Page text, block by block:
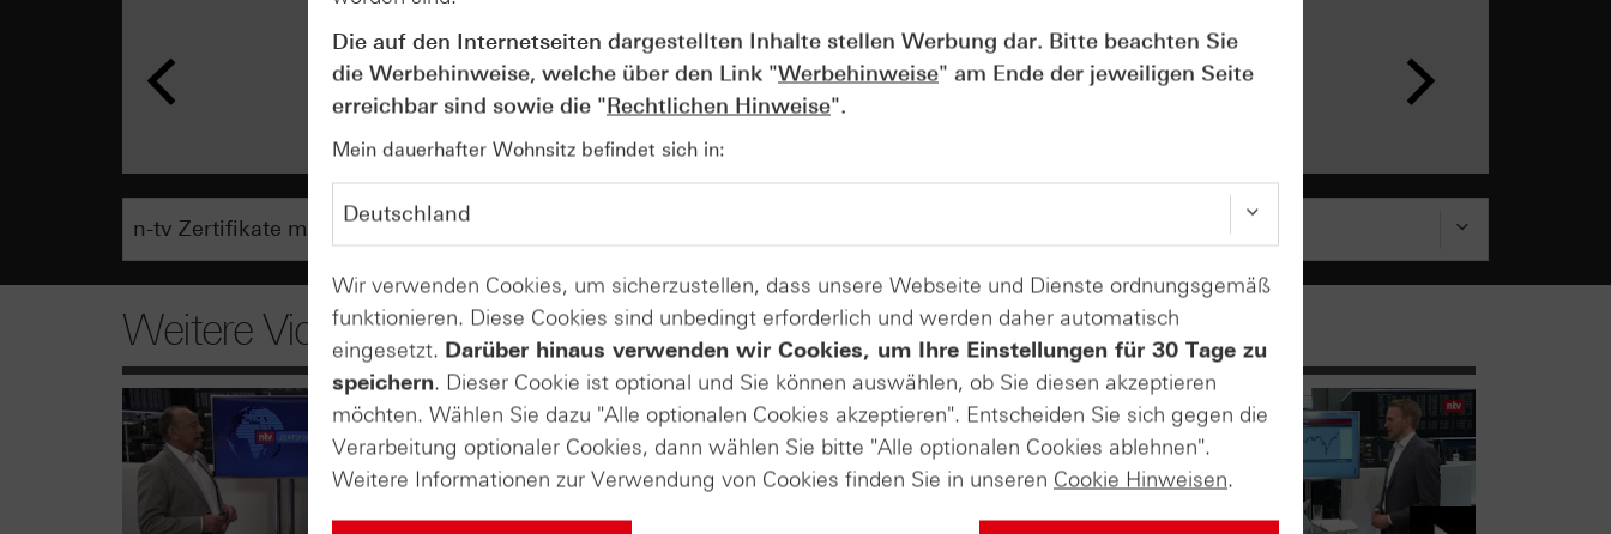
AUGUST
04
Der Blick ins Kleingedruckte: Kosten &
Kündigungen bei Derivaten - Webinar
vom 04.08.2026
Weitere Videos
Die auf den Internetseiten dargestellten Inhalte stellen Werbung dar. Bitte beachten Sie
die Werbehinweise, welche über den Link "Werbehinweise" am Ende der jeweiligen Seite
erreichbar sind sowie die "Rechtlichen Hinweise".
Mein dauerhafter Wohnsitz befindet sich in:
Wir verwenden Cookies, um sicherzustellen, dass unsere Webseite und Dienste ordnungsgemäß
funktionieren. Diese Cookies sind unbedingt erforderlich und werden daher automatisch
eingesetzt. Darüber hinaus verwenden wir Cookies, um Ihre Einstellungen für 30 Tage zu
speichern. Dieser Cookie ist optional und Sie können auswählen, ob Sie diesen akzeptieren
möchten. Wählen Sie dazu "Alle optionalen Cookies akzeptieren". Entscheiden Sie sich gegen die
Verarbeitung optionaler Cookies, dann wählen Sie bitte "Alle optionalen Cookies ablehnen".
Weitere Informationen zur Verwendung von Cookies finden Sie in unseren Cookie Hinweisen.